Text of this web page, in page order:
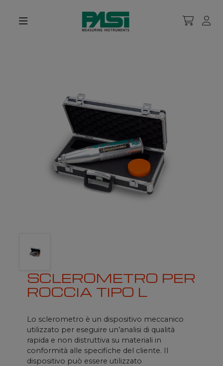
SCLEROMETRO PER
ROCCIA TIPO L
Lo sclerometro è un dispositivo meccanico
utilizzato per eseguire un’analisi di qualità
rapida e non distruttiva su materiali in
conformità alle specifiche del cliente. Il
dispositivo può essere utilizzato